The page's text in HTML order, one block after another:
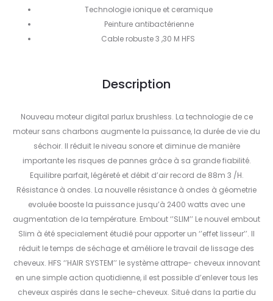
Technologie ionique et ceramique
Peinture antibactérienne
Cable robuste 3 ,30 M HFS
Description
Nouveau moteur digital parlux brushless. La technologie de ce
moteur sans charbons augmente la puissance, la durée de vie du
séchoir. Il réduit le niveau sonore et diminue de manière
importante les risques de pannes grâce à sa grande fiabilité.
Equilibre parfait, légéreté et débit d’air record de 88m 3 /H.
Résistance à ondes. La nouvelle résistance à ondes à géometrie
evoluée booste la puissance jusqu’à 2400 watts avec une
augmentation de la température. Embout ‘’SLIM’’ Le nouvel embout
Slim à été specialement étudié pour apporter un ‘’effet lisseur’’. Il
réduit le temps de séchage et améliore le travail de lissage des
cheveux. HFS ‘’HAIR SYSTEM’’ le système attrape- cheveux innovant
en une simple action quotidienne, il est possible d’enlever tous les
cheveux aspirés dans le seche-cheveux. Situé dans la partie du